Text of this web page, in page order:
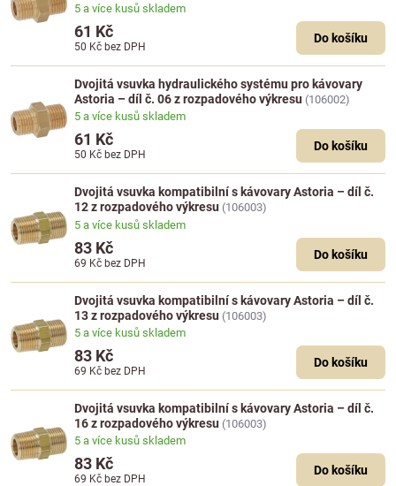
5 a více kusů skladem
61 Kč
50 Kč bez DPH
Do košíku
Dvojitá vsuvka hydraulického systému pro kávovary
Astoria – díl č. 06 z rozpadového výkresu (106002)
5 a více kusů skladem
61 Kč
50 Kč bez DPH
Do košíku
Dvojitá vsuvka kompatibilní s kávovary Astoria – díl č.
12 z rozpadového výkresu (106003)
5 a více kusů skladem
83 Kč
69 Kč bez DPH
Do košíku
Dvojitá vsuvka kompatibilní s kávovary Astoria – díl č.
13 z rozpadového výkresu (106003)
5 a více kusů skladem
83 Kč
69 Kč bez DPH
Do košíku
Dvojitá vsuvka kompatibilní s kávovary Astoria – díl č.
16 z rozpadového výkresu (106003)
5 a více kusů skladem
83 Kč
69 Kč bez DPH
Do košíku